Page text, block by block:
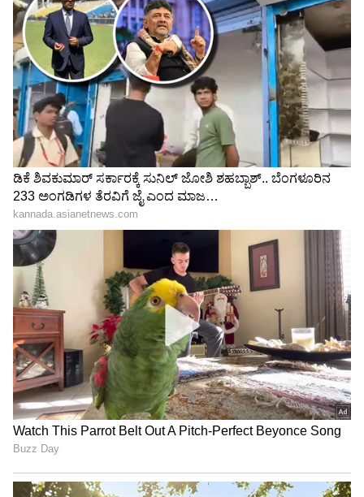
Related Articles
ಬೆಂಗಳೂರು ರಸ್ತೆ ಗುಂಡಿ ಮುಚ್ಚೋದು ರಾಕೆಟ್ ಸೈನ್ಸಾ?
ಜಿಬಿಎ ಅಧಿಕಾರಿಗಳ ಮೇಲೆ ಗುಡುಗಿದ ಸಚಿವ ಕೃಷ್ಣ
ಬೈರೇಗೌಡ
ಬೆಂಗಳೂರು ಆಡಳಿತಕ್ಕೆ ನೂತನ ಸಾರಥಿ: ಕೊನೆಗೂ
ಮುನಿಸು ಬಿಟ್ಟು ಜಿಬಿಎ ಅಂಗಳಕ್ಕೆ ಬಂದ ಸಚಿವ
ಕೃಷ್ಣಬೈರೆಗೌಡ!
3
4
Image Credit : Asianet News
ಮಹೇಶ್ವರ್ ರಾವ್ ಹೇಳಿದ್ದೇನು?
ಇನ್ನು ಈ ಕುರಿತು ಪ್ರತಿಕ್ರಿಯಿಸಿರುವ ಜಿಬಿಎ ಮುಖ್ಯ ಆಯುಕ್ತ